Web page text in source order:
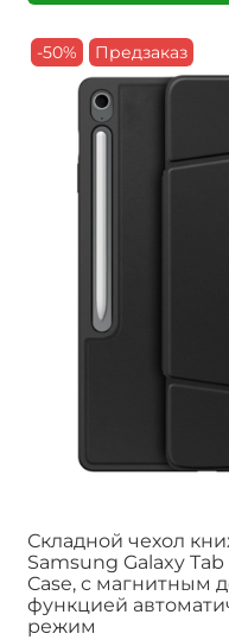
-50% Предзаказ
Складной чехол
Samsung Galaxy Tab
Case, с магнитным
функцией
режим